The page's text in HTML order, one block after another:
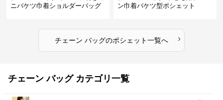
ニバケツ巾着ショルダーバッグ
ン巾着バケツ型ポシェット
チェーン バッグのポシェット一覧へ ›
チェーン バッグ カテゴリ一覧